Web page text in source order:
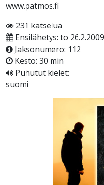
www.patmos.fi
231 katselua
Ensilähetys: to 26.2.2009
Jaksonumero: 112
Kesto: 30 min
Puhutut kielet:
suomi